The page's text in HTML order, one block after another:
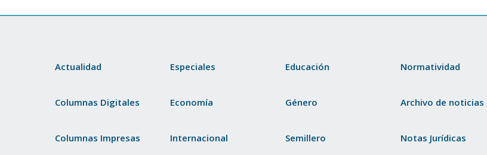
Actualidad
Columnas Digitales
Columnas Impresas
Especiales
Economía
Internacional
Educación
Género
Semillero
Normatividad
Archivo de noticias
Notas Jurídicas